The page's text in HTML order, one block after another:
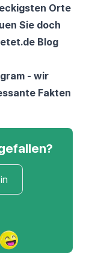
Orte
Sie doch
Blog
- wir
Fakten